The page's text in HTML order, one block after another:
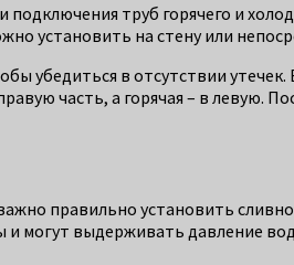
труб горячего и
установить на стену или
убедиться в отсутствии
часть, а горячая – в левую.
правильно установить
выдерживать давление